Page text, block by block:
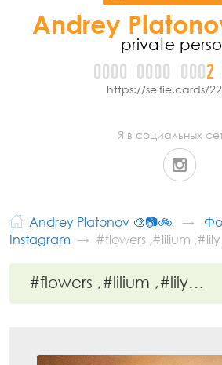
Andrey
private
0000 0000 0002
https://selfie.cards/
Я в социальных
Andrey Platonov 🎨📷🚲
Instagram
#flowers ,#lilium
#flowers ,#lilium ,#lily…